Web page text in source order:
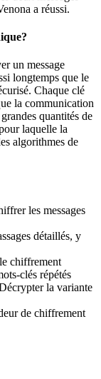
a réussi.
un message
longtemps que le
Chaque clé
la communication
quantités de
laquelle la
algorithmes de
les messages
détaillés, y
chiffrement
clés répétés
la variante
de chiffrement